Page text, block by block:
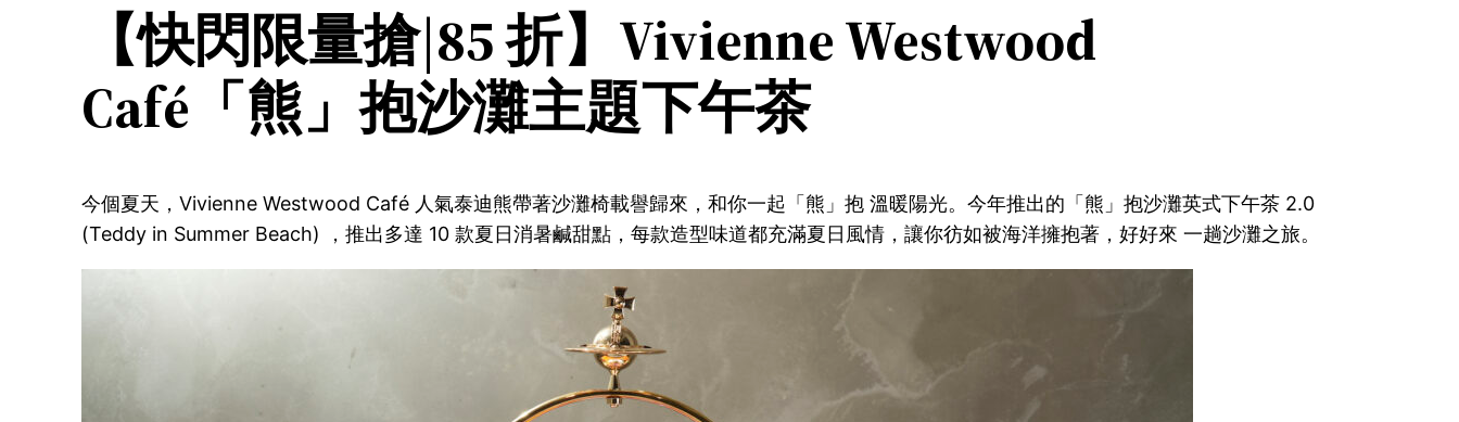
【快閃限量搶|85 折】Vivienne Westwood
Café「熊」抱沙灘主題下午茶
今個夏天，Vivienne Westwood Café 人氣泰迪熊帶著沙灘椅載譽歸來，和你一起「熊」抱 溫暖陽光。今年推出的「熊」抱沙灘英式下午茶 2.0
(Teddy in Summer Beach) ，推出多達 10 款夏日消暑鹹甜點，每款造型味道都充滿夏日風情，讓你彷如被海洋擁抱著，好好來 一趟沙灘之旅。